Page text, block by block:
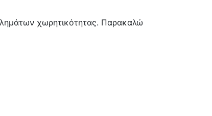
χωρητικότητας. Παρακαλώ